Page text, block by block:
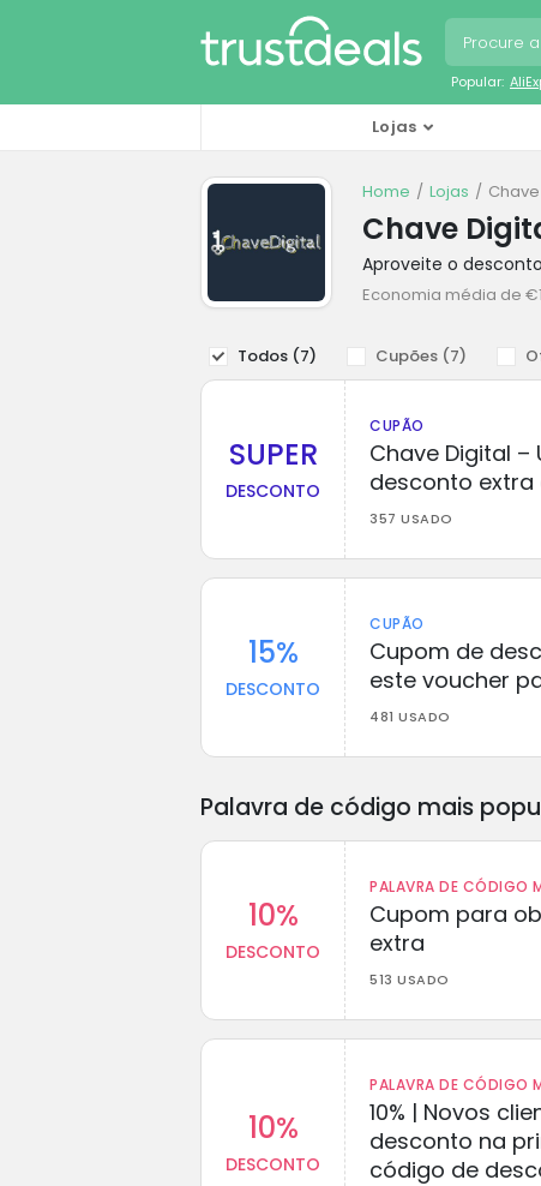
Popular:
Lojas
Home Lojas
Chave
Aproveite o
Economia média de
Todos (7) Cupões (7)
SUPER
DESCONTO
CUPÃO
Chave Digital
desconto extra
357 USADO
15%
DESCONTO
CUPÃO
Cupom de
este voucher
481 USADO
Palavra de código mais
10%
DESCONTO
PALAVRA DE CÓDIGO
Cupom para
extra
513 USADO
10%
DESCONTO
PALAVRA DE CÓDIGO
10% | Novos
desconto na
código de